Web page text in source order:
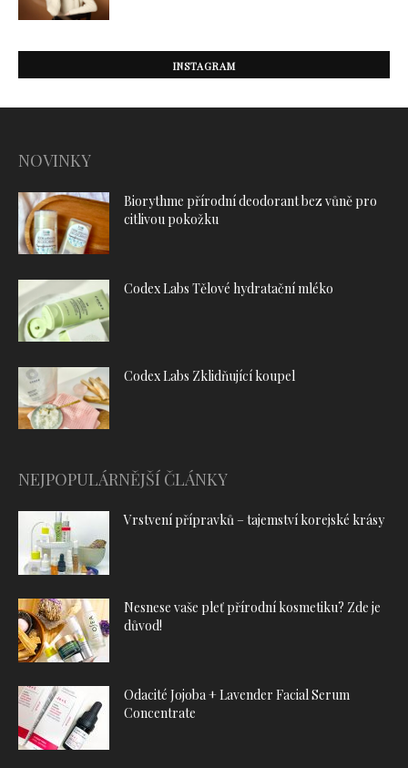
INSTAGRAM
NOVINKY
Biorythme přírodní deodorant bez vůně pro
citlivou pokožku
Codex Labs Tělové hydratační mléko
Codex Labs Zklidňující koupel
NEJPOPULÁRNĚJŠÍ ČLÁNKY
Vrstvení přípravků – tajemství korejské krásy
Nesnese vaše pleť přírodní kosmetiku? Zde je
důvod!
Odacité Jojoba + Lavender Facial Serum
Concentrate